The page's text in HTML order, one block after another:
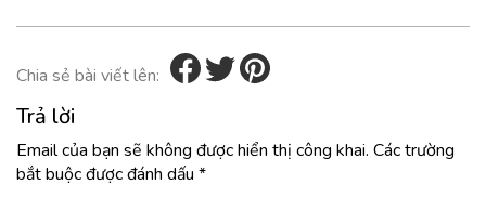
Chia sẻ bài viết lên:
Trả lời
Email của bạn sẽ không được hiển thị công khai. Các trường
bắt buộc được đánh dấu *